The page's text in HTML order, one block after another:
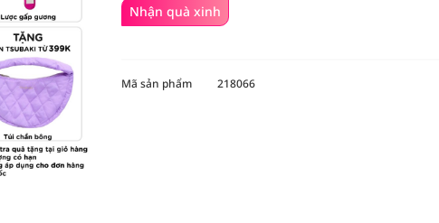
Nhận quà xinh
Mã sản phẩm 218066